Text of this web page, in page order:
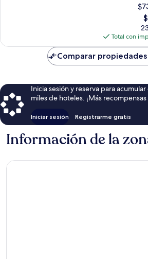
El
Total con
Comparar
Inicia sesión y reserva para
miles de hoteles. ¡Más
Iniciar sesión Registrarme gratis
Información de la